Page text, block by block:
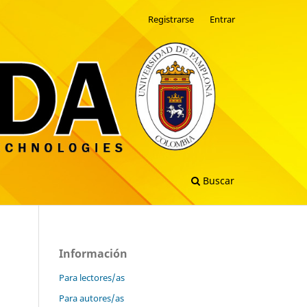
Buscar
Registrarse Entrar
Información
Para lectores/as
Para autores/as